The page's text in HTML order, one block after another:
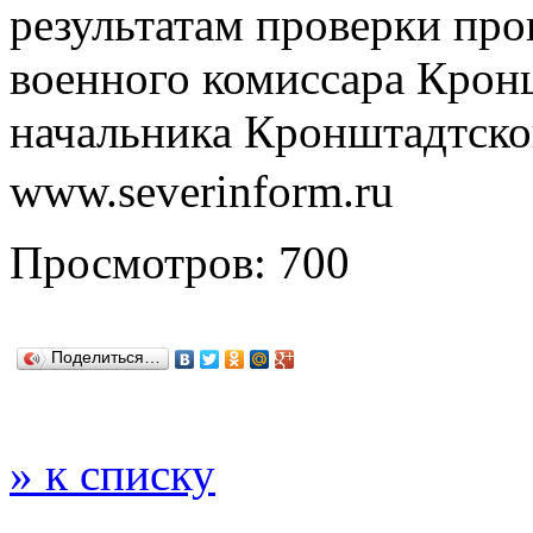
результатам проверки
военного комиссара
начальника
www.severinform.ru
Просмотров: 700
Поделиться…
» к списку